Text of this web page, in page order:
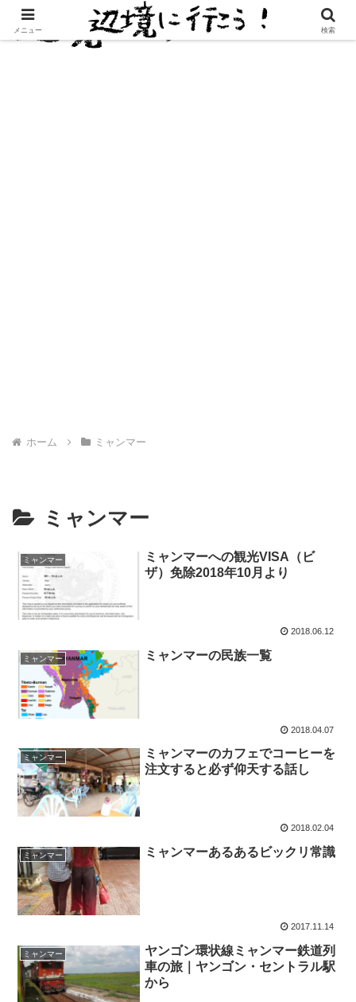
ホーム ミャンマー
ミャンマー
ミャンマー
ミャンマーへの観光VISA（ビ
ザ）免除2018年10月より
2018.06.12
ミャンマー ミャンマーの民族一覧
2018.04.07
ミャンマー
ミャンマーのカフェでコーヒーを
注文すると必ず仰天する話し
2018.02.04
ミャンマー ミャンマーあるあるビックリ常識
2017.11.14
ミャンマー
ヤンゴン環状線ミャンマー鉄道列
車の旅｜ヤンゴン・セントラル駅
から
メニュー 検索